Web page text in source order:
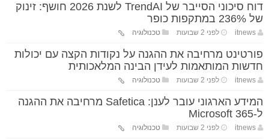
דוח סיכוני הסייבר של TrendAI לשנת 2026 חושף: זינוק
של 236% במתקפות כופר
itnews לפני 2 שבועות טכנולוגיה
פורטינט מרחיבה את ההגנה על נקודות הקצה עם יכולות
חדשות המותאמות לעידן הבינה המלאכותית
itnews לפני 2 שבועות טכנולוגיה
המידע הארגוני עובר לענן: Safetica מרחיבה את ההגנה
ל-Microsoft 365
itnews לפני 2 שבועות טכנולוגיה